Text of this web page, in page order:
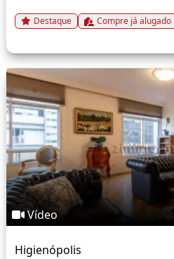
Destaque Compre já alugado
Vídeo
Higienópolis